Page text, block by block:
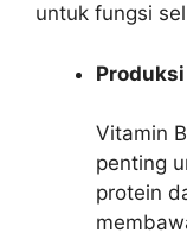
untuk fungsi
Vitamin
penting
protein